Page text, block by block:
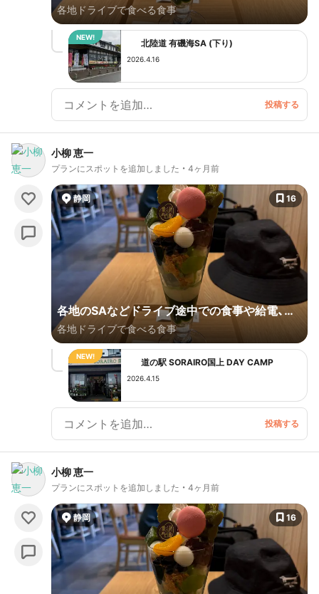
して日帰り温泉。
各地ドライブで食べる食事
北陸道 有磯海SA (下り)
2026.4.16
小柳 恵一
プランにスポットを追加しました 4ヶ月前
静岡 16
各地のSAなどドライブ途中での食事や給電、そ
して日帰り温泉。
各地ドライブで食べる食事
道の駅 SORAIRO国上 DAY CAMP
2026.4.15
小柳 恵一
プランにスポットを追加しました 4ヶ月前
静岡 16